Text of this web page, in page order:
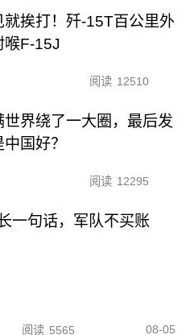
就挨打！歼-15T百公里外
喉F-15J
阅读 12510
世界绕了一大圈，最后发
国好？
阅读 12295
一句话，军队不买账
阅读 5565 08-05